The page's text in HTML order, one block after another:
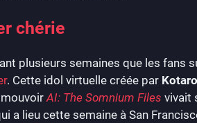
chérie
plusieurs semaines que les fans
. Cette idol virtuelle créée par Kotaro
AI: The Somnium Files vivait
a lieu cette semaine à San